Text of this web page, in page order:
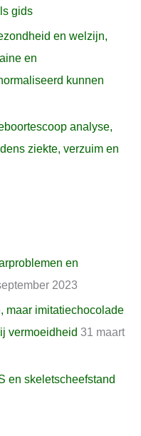
gids
en welzijn,
en
kunnen
analyse,
ziekte, verzuim en
en
2023
maar imitatiechocolade
vermoeidheid 31 maart
en skeletscheefstand